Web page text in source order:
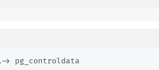
-> pg_controldata